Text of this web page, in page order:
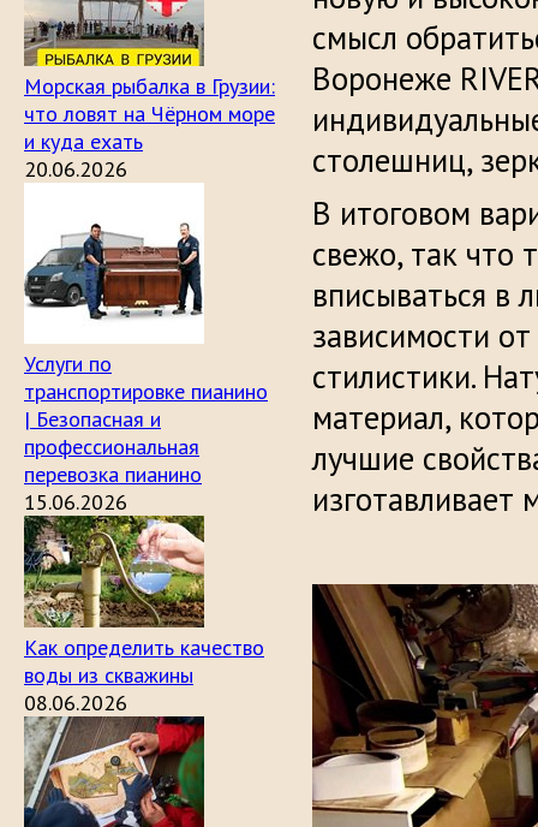
Морская рыбалка в Грузии:
что ловят на Чёрном море
и куда ехать
20.06.2026
Услуги по
транспортировке пианино
| Безопасная и
профессиональная
перевозка пианино
15.06.2026
Как определить качество
воды из скважины
08.06.2026
смысл
Воронеже
столешниц,
В итоговом
свежо, так что
вписываться в
зависимости
стилистики.
материал,
лучшие
изготавливает